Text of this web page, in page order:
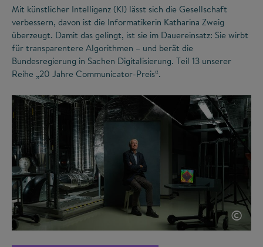
Mit künstlicher Intelligenz (KI) lässt sich die Gesellschaft
verbessern, davon ist die Informatikerin Katharina Zweig
überzeugt. Damit das gelingt, ist sie im Dauereinsatz: Sie wirbt
für transparentere Algorithmen – und berät die
Bundesregierung in Sachen Digitalisierung. Teil 13 unserer
Reihe „20 Jahre Communicator-Preis“.
©